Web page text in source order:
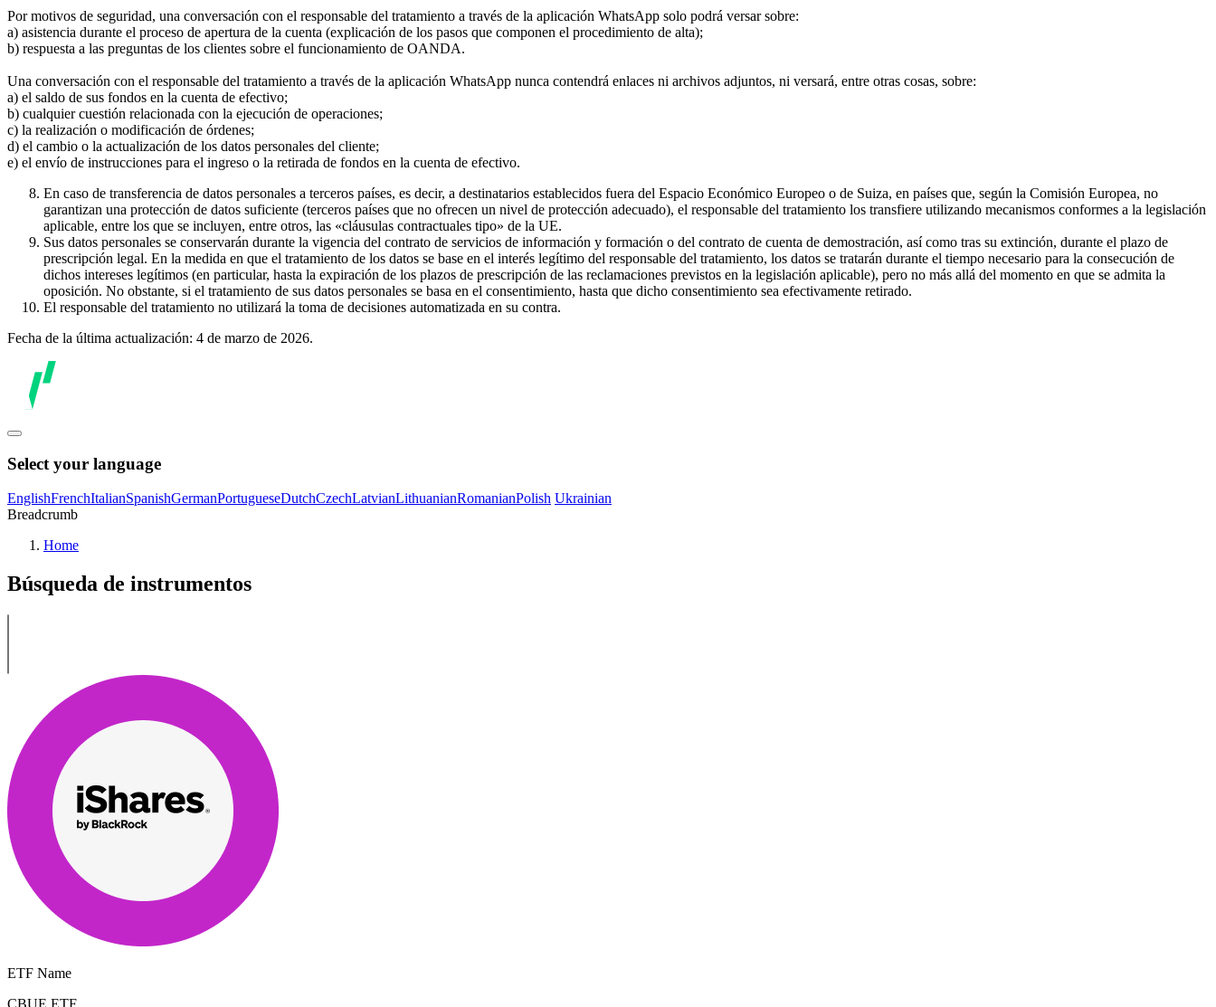
Por motivos de seguridad, una conversación con el responsable del tratamiento a través de la aplicación WhatsApp solo podrá versar sobre:
a) asistencia durante el proceso de apertura de la cuenta (explicación de los pasos que componen el procedimiento de alta);
b) respuesta a las preguntas de los clientes sobre el funcionamiento de OANDA.
Una conversación con el responsable del tratamiento a través de la aplicación WhatsApp nunca contendrá enlaces ni archivos adjuntos, ni versará, entre otras cosas, sobre:
a) el saldo de sus fondos en la cuenta de efectivo;
b) cualquier cuestión relacionada con la ejecución de operaciones;
c) la realización o modificación de órdenes;
d) el cambio o la actualización de los datos personales del cliente;
e) el envío de instrucciones para el ingreso o la retirada de fondos en la cuenta de efectivo.
En caso de transferencia de datos personales a terceros países, es decir, a destinatarios establecidos fuera del Espacio Económico Europeo o de Suiza, en países que, según la Comisión Europea, no
garantizan una protección de datos suficiente (terceros países que no ofrecen un nivel de protección adecuado), el responsable del tratamiento los transfiere utilizando mecanismos conformes a la legislación
aplicable, entre los que se incluyen, entre otros, las «cláusulas contractuales tipo» de la UE.
Sus datos personales se conservarán durante la vigencia del contrato de servicios de información y formación o del contrato de cuenta de demostración, así como tras su extinción, durante el plazo de
prescripción legal. En la medida en que el tratamiento de los datos se base en el interés legítimo del responsable del tratamiento, los datos se tratarán durante el tiempo necesario para la consecución de
dichos intereses legítimos (en particular, hasta la expiración de los plazos de prescripción de las reclamaciones previstos en la legislación aplicable), pero no más allá del momento en que se admita la
oposición. No obstante, si el tratamiento de sus datos personales se basa en el consentimiento, hasta que dicho consentimiento sea efectivamente retirado.
El responsable del tratamiento no utilizará la toma de decisiones automatizada en su contra.
Fecha de la última actualización: 4 de marzo de 2026.
Select your language
EnglishFrenchItalianSpanishGermanPortugueseDutchCzechLatvianLithuanianRomanianPolish Ukrainian
Breadcrumb
Home
Búsqueda de instrumentos
ETF Name